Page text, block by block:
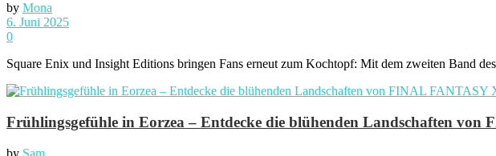
by Mona
6. Juni 2025
0
Square Enix und Insight Editions bringen Fans erneut zum Kochtopf: Mit dem zweiten Band
Frühlingsgefühle in Eorzea – Entdecke die blühenden Landschaften
by Sam